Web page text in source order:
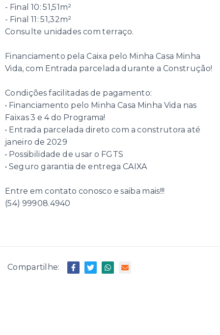
- Final 10: 51,51m²
- Final 11: 51,32m²
Consulte unidades com terraço.
Financiamento pela Caixa pelo Minha Casa Minha
Vida, com Entrada parcelada durante a Construção!
Condições facilitadas de pagamento:
• Financiamento pelo Minha Casa Minha Vida nas
Faixas 3 e 4 do Programa!
• Entrada parcelada direto com a construtora até
janeiro de 2029
• Possibilidade de usar o FGTS
• Seguro garantia de entrega CAIXA
Entre em contato conosco e saiba mais!!!
(54) 99908.4940
Compartilhe: